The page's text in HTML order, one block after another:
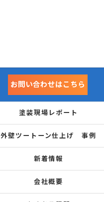
お問い合わせはこちら
塗装現場レポート
外壁ツートーン仕上げ 事例
新着情報
会社概要